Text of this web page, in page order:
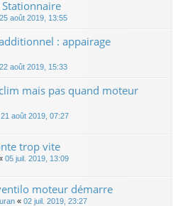
25 août 2019, 13:55
: appairage
22 août 2019, 15:33
mais pas quand moteur
21 août 2019, 07:27
trop vite
05 juil. 2019, 13:09
moteur démarre
« 02 juil. 2019, 23:27